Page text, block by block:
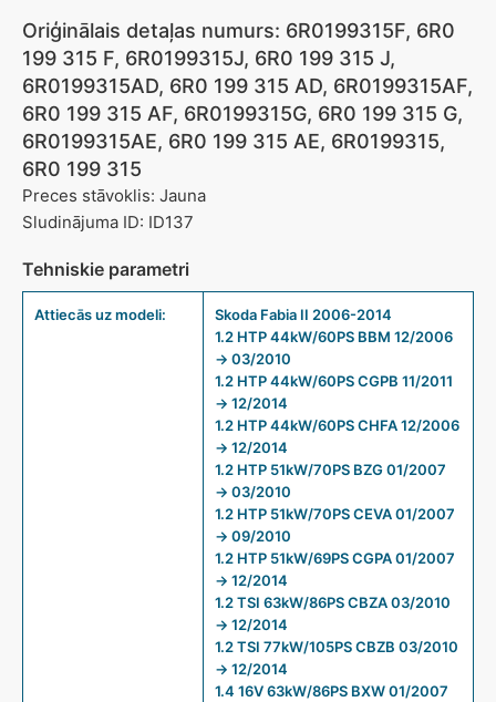
Oriģinālais detaļas numurs: 6R0199315F, 6R0
199 315 F, 6R0199315J, 6R0 199 315 J,
6R0199315AD, 6R0 199 315 AD, 6R0199315AF,
6R0 199 315 AF, 6R0199315G, 6R0 199 315 G,
6R0199315AE, 6R0 199 315 AE, 6R0199315,
6R0 199 315
Preces stāvoklis: Jauna
Sludinājuma ID: ID137
Tehniskie parametri
Attiecās uz modeli:
Skoda Fabia II 2006-2014
1.2 HTP 44kW/60PS BBM 12/2006
→ 03/2010
1.2 HTP 44kW/60PS CGPB 11/2011
→ 12/2014
1.2 HTP 44kW/60PS CHFA 12/2006
→ 12/2014
1.2 HTP 51kW/70PS BZG 01/2007
→ 03/2010
1.2 HTP 51kW/70PS CEVA 01/2007
→ 09/2010
1.2 HTP 51kW/69PS CGPA 01/2007
→ 12/2014
1.2 TSI 63kW/86PS CBZA 03/2010
→ 12/2014
1.2 TSI 77kW/105PS CBZB 03/2010
→ 12/2014
1.4 16V 63kW/86PS BXW 01/2007